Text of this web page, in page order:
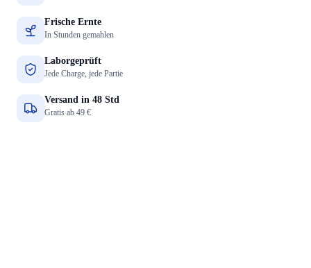
Frische Ernte
In Stunden gemahlen
Laborgeprüft
Jede Charge, jede Partie
Versand in 48 Std
Gratis ab 49 €